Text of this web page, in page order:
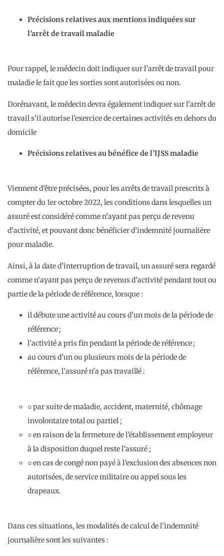
Précisions relatives aux mentions indiquées sur
l’arrêt de travail maladie
Pour rappel, le médecin doit indiquer sur l’arrêt de travail pour
maladie le fait que les sorties sont autorisées ou non.
Dorénavant, le médecin devra également indiquer sur l’arrêt de
travail s’il autorise l’exercice de certaines activités en dehors du
domicile
Précisions relatives au bénéfice de l’IJSS maladie
Viennent d’être précisées, pour les arrêts de travail prescrits à
compter du 1er octobre 2022, les conditions dans lesquelles un
assuré est considéré comme n’ayant pas perçu de revenu
d’activité, et pouvant donc bénéficier d’indemnité journalière
pour maladie.
Ainsi, à la date d’interruption de travail, un assuré sera regardé
comme n’ayant pas perçu de revenus d’activité pendant tout ou
partie de la période de référence, lorsque :
il débute une activité au cours d’un mois de la période de
référence ;
l’activité a pris fin pendant la période de référence ;
au cours d’un ou plusieurs mois de la période de
référence, l’assuré n’a pas travaillé :
○ par suite de maladie, accident, maternité, chômage
involontaire total ou partiel ;
○ en raison de la fermeture de l’établissement employeur
à la disposition duquel reste l’assuré ;
○ en cas de congé non payé à l’exclusion des absences non
autorisées, de service militaire ou appel sous les
drapeaux.
Dans ces situations, les modalités de calcul de l’indemnité
journalière sont les suivantes :